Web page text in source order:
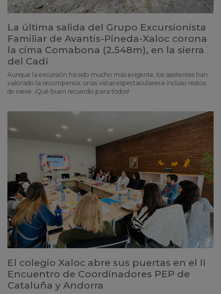
La última salida del Grupo Excursionista
Familiar de Avantis-Pineda-Xaloc corona
la cima Comabona (2.548m), en la sierra
del Cadí
Aunque la excursión ha sido mucho más exigente, los asistentes han
valorado la recompensa: unas vistas espectaculares e incluso restos
de nieve. ¡Qué buen recuerdo para todos!
El colegio Xaloc abre sus puertas en el II
Encuentro de Coordinadores PEP de
Cataluña y Andorra